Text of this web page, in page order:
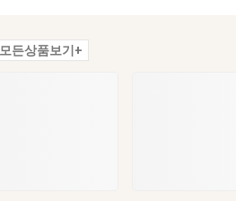
모든상품보기+